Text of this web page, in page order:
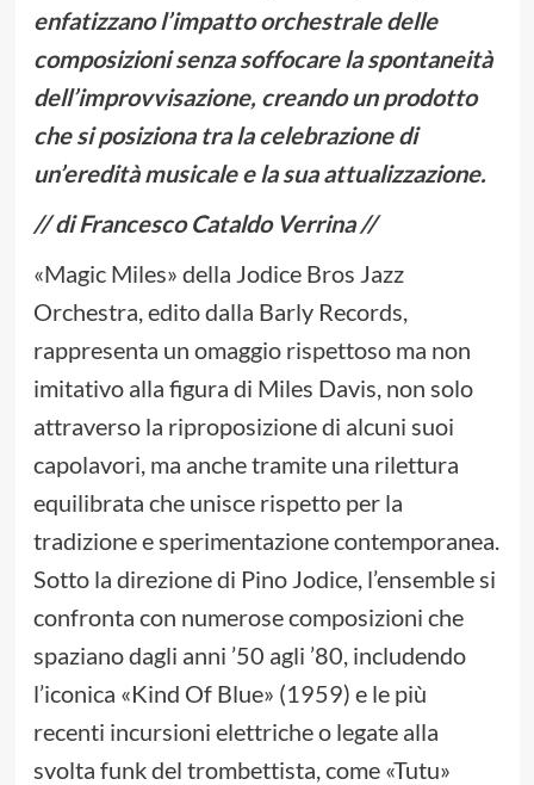
enfatizzano l’impatto orchestrale delle
composizioni senza soffocare la spontaneità
dell’improvvisazione, creando un prodotto
che si posiziona tra la celebrazione di
un’eredità musicale e la sua attualizzazione.
// di Francesco Cataldo Verrina //
«Magic Miles» della Jodice Bros Jazz
Orchestra, edito dalla Barly Records,
rappresenta un omaggio rispettoso ma non
imitativo alla figura di Miles Davis, non solo
attraverso la riproposizione di alcuni suoi
capolavori, ma anche tramite una rilettura
equilibrata che unisce rispetto per la
tradizione e sperimentazione contemporanea.
Sotto la direzione di Pino Jodice, l’ensemble si
confronta con numerose composizioni che
spaziano dagli anni ’50 agli ’80, includendo
l’iconica «Kind Of Blue» (1959) e le più
recenti incursioni elettriche o legate alla
svolta funk del trombettista, come «Tutu»